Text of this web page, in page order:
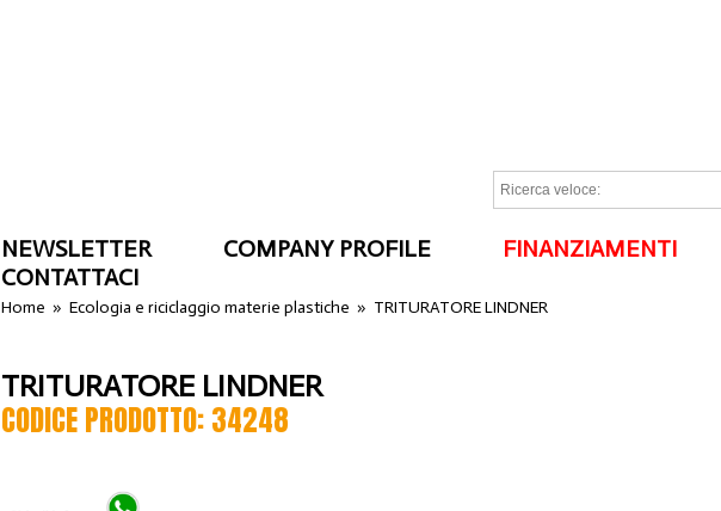
NEWSLETTER COMPANY PROFILE FINANZIAMENTI
CONTATTACI
Home »Ecologia e riciclaggio materie plastiche » TRITURATORE LINDNER
TRITURATORE LINDNER
CODICE PRODOTTO: 34248